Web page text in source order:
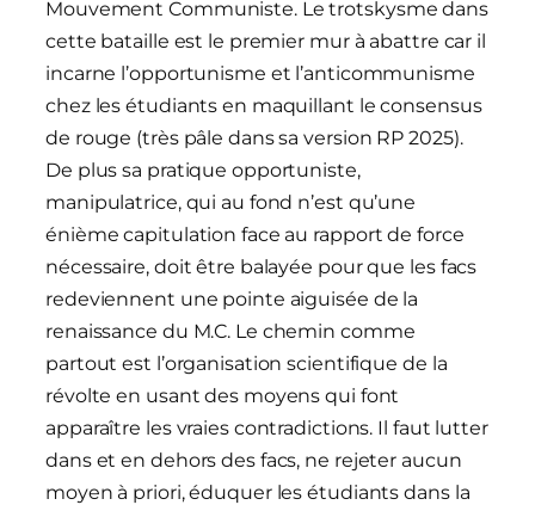
Mouvement Communiste. Le trotskysme dans
cette bataille est le premier mur à abattre car il
incarne l’opportunisme et l’anticommunisme
chez les étudiants en maquillant le consensus
de rouge (très pâle dans sa version RP 2025).
De plus sa pratique opportuniste,
manipulatrice, qui au fond n’est qu’une
énième capitulation face au rapport de force
nécessaire, doit être balayée pour que les facs
redeviennent une pointe aiguisée de la
renaissance du M.C. Le chemin comme
partout est l’organisation scientifique de la
révolte en usant des moyens qui font
apparaître les vraies contradictions. Il faut lutter
dans et en dehors des facs, ne rejeter aucun
moyen à priori, éduquer les étudiants dans la